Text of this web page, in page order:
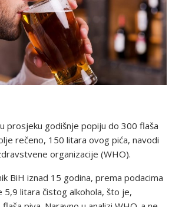
prosjeku godišnje popiju do 300 flaša
rečeno, 150 litara ovog pića, navodi
organizacije (WHO).
BiH iznad 15 godina, prema podacima
5,9 litara čistog alkohola, što je,